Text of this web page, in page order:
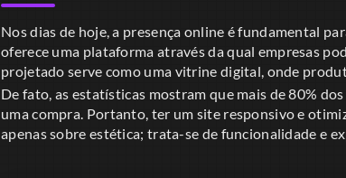
Nos dias de hoje, a presença online é fundamental
oferece uma plataforma através da qual empresas
projetado serve como uma vitrine digital, onde
De fato, as estatísticas mostram que mais de 80%
uma compra. Portanto, ter um site responsivo e
apenas sobre estética; trata-se de funcionalidade e